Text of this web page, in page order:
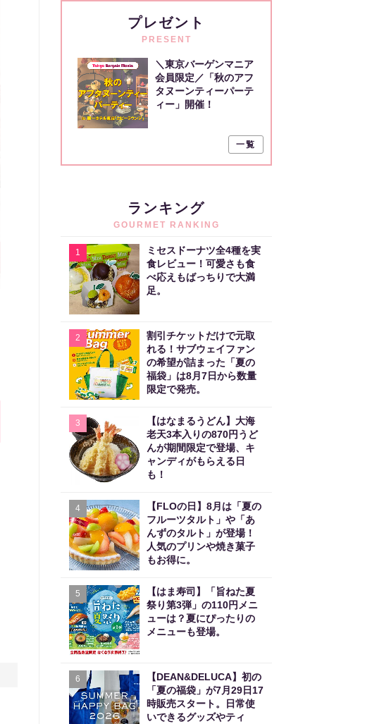
プレゼント
PRESENT
＼東京バーゲンマニア
会員限定／「秋のアフ
タヌーンティーパーテ
ィー」開催！
一覧
ランキング
GOURMET RANKING
1
ミセスドーナツ全4種を実
食レビュー！可愛さも食
べ応えもばっちりで大満
足。
2
割引チケットだけで元取
れる！サブウェイファン
の希望が詰まった「夏の
福袋」は8月7日から数量
限定で発売。
3
【はなまるうどん】大海
老天3本入りの870円うど
んが期間限定で登場、キ
ャンディがもらえる日
も！
4
【FLOの日】8月は「夏の
フルーツタルト」や「あ
んずのタルト」が登場！
人気のプリンや焼き菓子
もお得に。
5
【はま寿司】「旨ねた夏
祭り第3弾」の110円メニ
ューは？夏にぴったりの
メニューも登場。
6
【DEAN&DELUCA】初の
「夏の福袋」が7月29日17
時販売スタート。日常使
いできるグッズやティ